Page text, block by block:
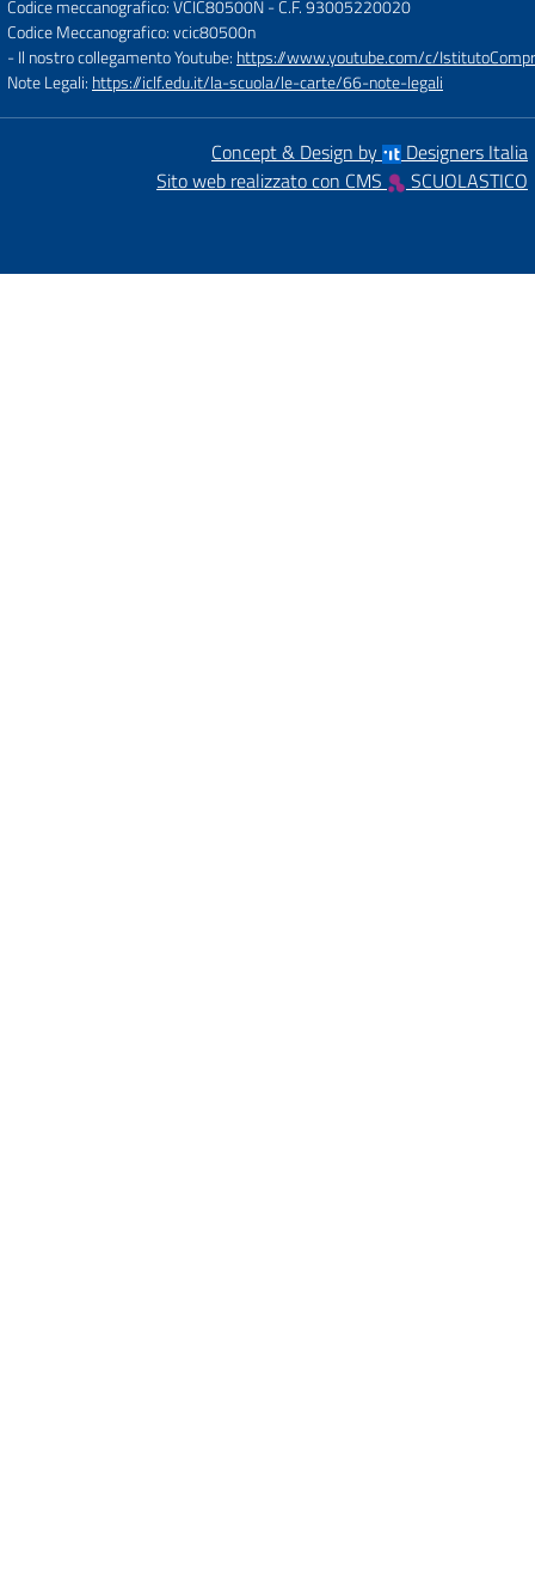
Codice meccanografico: VCIC80500N- C.F. 93005220020
Codice Meccanografico: vcic80500n
- Il nostro collegamento Youtube: https://www.youtube.com/c/
Note Legali: https://iclf.edu.it/la-scuola/le-carte/66-note-legali
Concept & Design by
Designers Italia
Sito web realizzato con CMS
SCUOLASTICO